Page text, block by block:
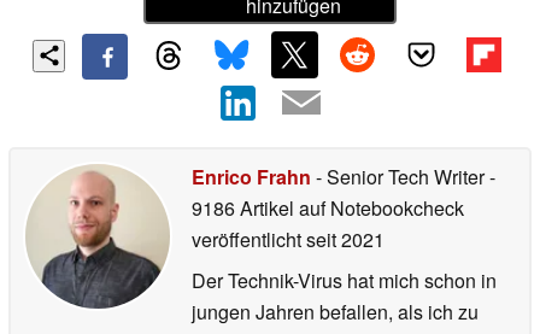
hinzufügen
Enrico Frahn - Senior Tech Writer-
9186 Artikel auf Notebookcheck
veröffentlichtseit 2021
Der Technik-Virus hat mich schon in
jungen Jahren befallen, als ich zu